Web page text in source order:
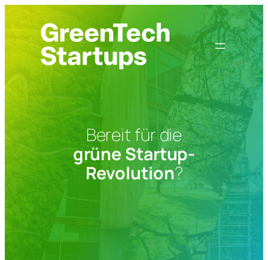
springen
Bereit für die
grüne Startup-
Revolution?